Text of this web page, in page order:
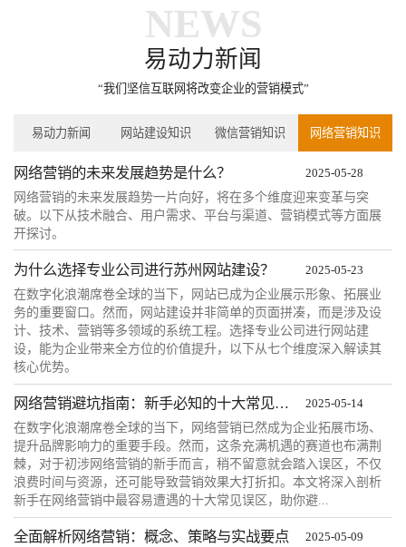
NEWS
易动力新闻
“我们坚信互联网将改变企业的营销模式”
易动力新闻 网站建设知识 微信营销知识 网络营销知识
网络营销的未来发展趋势是什么？ 2025-05-28
网络营销的未来发展趋势一片向好，将在多个维度迎来变革与突
破。以下从技术融合、用户需求、平台与渠道、营销模式等方面展
开探讨。
为什么选择专业公司进行苏州网站建设？ 2025-05-23
在数字化浪潮席卷全球的当下，网站已成为企业展示形象、拓展业
务的重要窗口。然而，网站建设并非简单的页面拼凑，而是涉及设
计、技术、营销等多领域的系统工程。选择专业公司进行网站建
设，能为企业带来全方位的价值提升，以下从七个维度深入解读其
核心优势。
网络营销避坑指南：新手必知的十大常见误区 2025-05-14
在数字化浪潮席卷全球的当下，网络营销已然成为企业拓展市场、
提升品牌影响力的重要手段。然而，这条充满机遇的赛道也布满荆
棘，对于初涉网络营销的新手而言，稍不留意就会踏入误区，不仅
浪费时间与资源，还可能导致营销效果大打折扣。本文将深入剖析
新手在网络营销中最容易遭遇的十大常见误区，助你避...
全面解析网络营销：概念、策略与实战要点 2025-05-09